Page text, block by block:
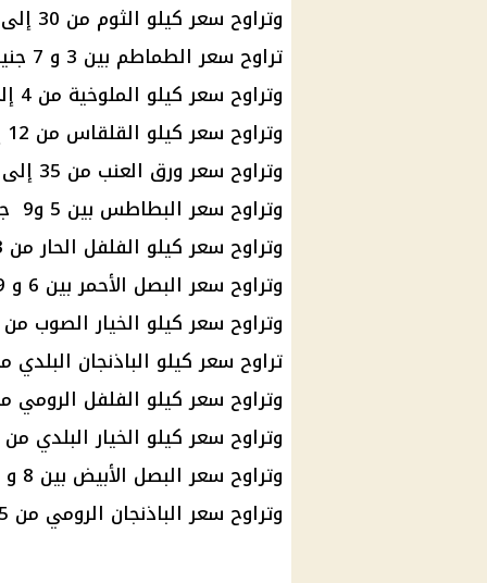
وتراوح سعر كيلو الثوم من 30 إلى 60 جنيهًا.
تراوح سعر الطماطم بين 3 و 7 جنيهات للكيلو.
وتراوح سعر كيلو الملوخية من 4 إلى 6 جنيهات.
وتراوح سعر كيلو القلقاس من 12 إلى 15 جنيهًا.
وتراوح سعر ورق العنب من 35 إلى 45 جنيهًا.
وتراوح سعر البطاطس بين 5 و9 جنيهات للكيلو.
وتراوح سعر كيلو الفلفل الحار من 3 إلى 5 جنيهات.
وتراوح سعر البصل الأحمر بين 6 و 9 جنيهات للكيلو.
وتراوح سعر كيلو الخيار الصوب من 8 إلى 16
تراوح سعر كيلو الباذنجان البلدي من 3 إلى 5.5
وتراوح سعر كيلو الفلفل الرومي من 4 إلى 6
وتراوح سعر كيلو الخيار البلدي من 8 إلى 16 جنيهًا.
وتراوح سعر البصل الأبيض بين 8 و 13 جنيهًا للكيلو.
وتراوح سعر الباذنجان الرومي من 2.5 إلى 4.5 جنيه.